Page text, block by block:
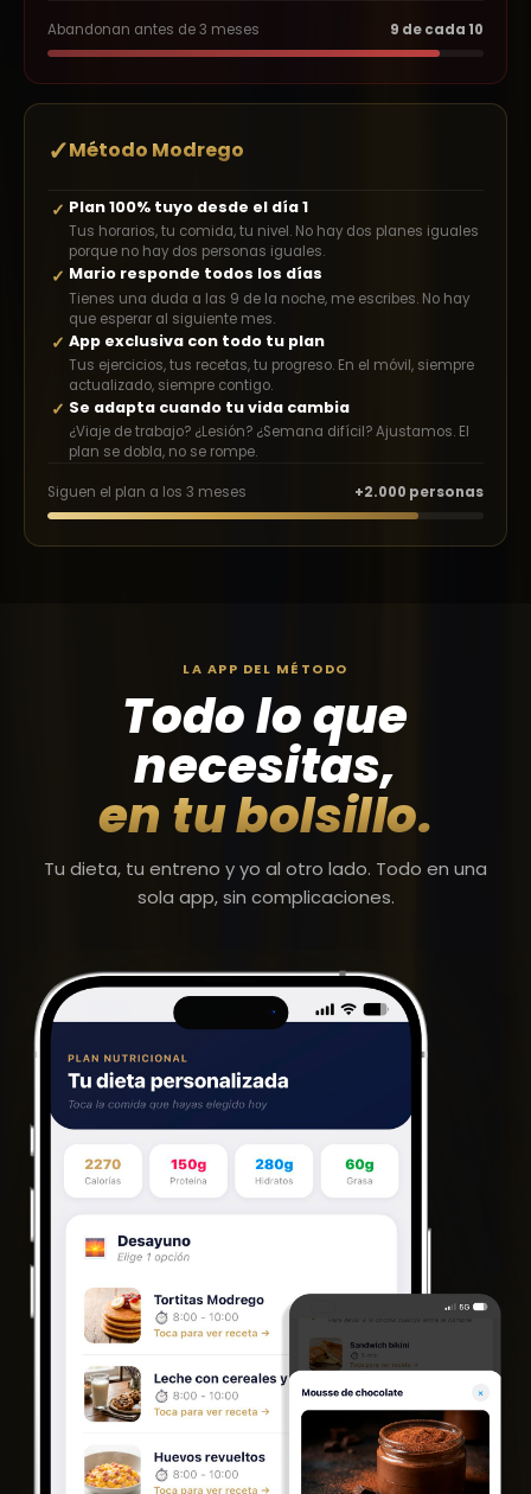
Abandonan antes de 3 meses 9 de cada 10
✓Método Modrego
✓ Plan 100% tuyo desde el día 1
Tus horarios, tu comida, tu nivel. No hay dos planes iguales
porque no hay dos personas iguales.
✓ Mario responde todos los días
Tienes una duda a las 9 de la noche, me escribes. No hay
que esperar al siguiente mes.
✓ App exclusiva con todo tu plan
Tus ejercicios, tus recetas, tu progreso. En el móvil, siempre
actualizado, siempre contigo.
✓ Se adapta cuando tu vida cambia
¿Viaje de trabajo? ¿Lesión? ¿Semana difícil? Ajustamos. El
plan se dobla, no se rompe.
Siguen el plan a los 3 meses +2.000 personas
LA APP DEL MÉTODO
Todo lo que
necesitas,
en tu bolsillo.
Tu dieta, tu entreno y yo al otro lado. Todo en una
sola app, sin complicaciones.